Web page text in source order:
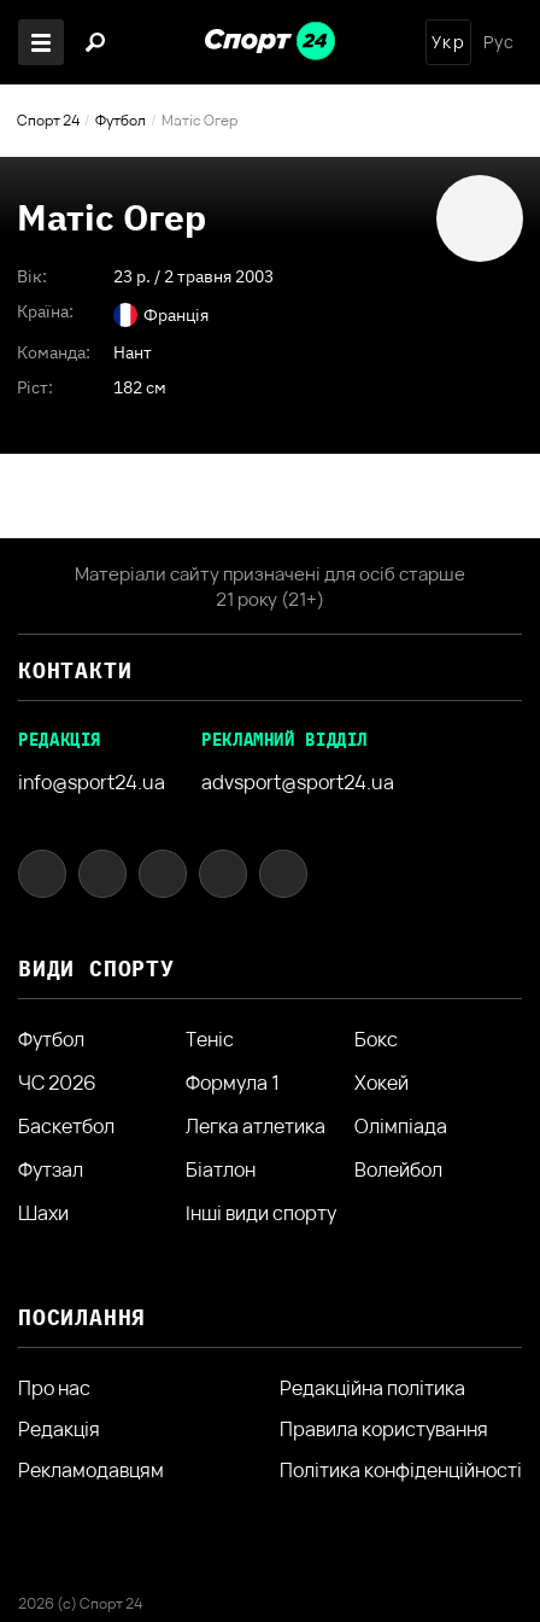
Укр Рус
Спорт 24 Футбол Матіс Огер
Матіс Огер
Вік: 23 p. / 2 травня 2003
Країна:
Франція
Команда:
Нант
Ріст:
182 см
Матеріали сайту призначені для осіб старше
21 року (21+)
КОНТАКТИ
РЕДАКЦІЯ
info@sport24.ua
РЕКЛАМНИЙ ВІДДІЛ
advsport@sport24.ua
ВИДИ СПОРТУ
Футбол Теніс
Бокс
ЧС 2026
Формула 1
Хокей
Баскетбол
Легка атлетика
Олімпіада
Футзал
Біатлон
Волейбол
Шахи
Інші види спорту
ПОСИЛАННЯ
Про нас
Редакція
Рекламодавцям
Редакційна політика
Правила користування
Політика конфіденційності
2026 (с) Спорт 24